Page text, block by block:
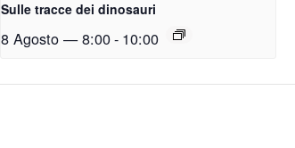
Sulle tracce dei dinosauri
8 Agosto — 8:00- 10:00